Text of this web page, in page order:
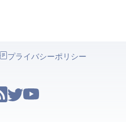
プライバシーポリシー